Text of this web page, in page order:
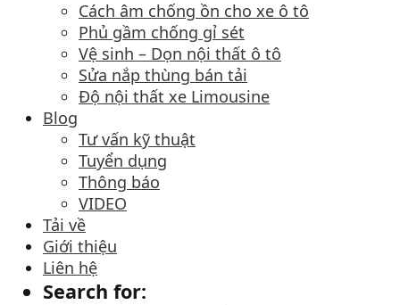
Cách âm chống ồn cho xe ô tô
Phủ gầm chống gỉ sét
Vệ sinh – Dọn nội thất ô tô
Sửa nắp thùng bán tải
Độ nội thất xe Limousine
Blog
Tư vấn kỹ thuật
Tuyển dụng
Thông báo
VIDEO
Tải về
Giới thiệu
Liên hệ
Search for: